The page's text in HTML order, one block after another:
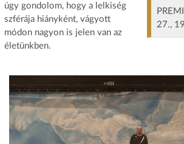
27.,
úgy gondolom, hogy a lelkiség
szférája hiányként, vágyott
módon nagyon is jelen van az
életünkben.